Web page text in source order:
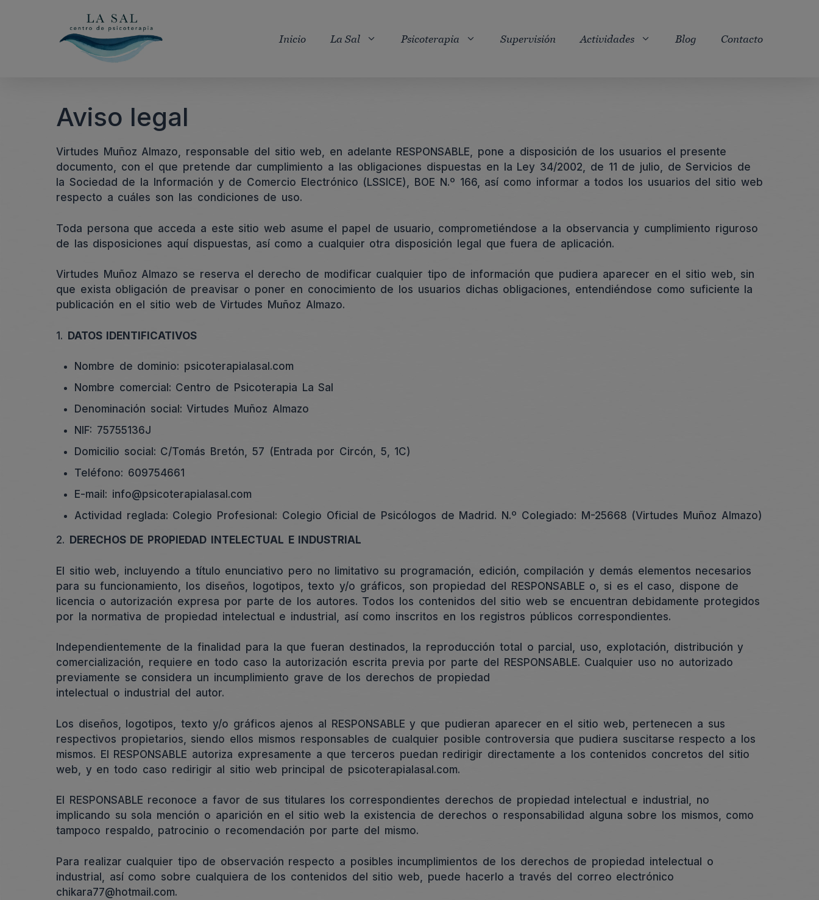
Inicio La Sal Psicoterapia Supervisión Actividades Blog Contacto
Aviso legal
Virtudes Muñoz Almazo, responsable del sitio web, en adelante RESPONSABLE, pone a disposición de los usuarios el presente
documento, con el que pretende dar cumplimiento a las obligaciones dispuestas en la Ley 34/2002, de 11 de julio, de Servicios de
la Sociedad de la Información y de Comercio Electrónico (LSSICE), BOE N.º 166, así como informar a todos los usuarios del sitio web
respecto a cuáles son las condiciones de uso.
Toda persona que acceda a este sitio web asume el papel de usuario, comprometiéndose a la observancia y cumplimiento riguroso
de las disposiciones aquí dispuestas, así como a cualquier otra disposición legal que fuera de aplicación.
Virtudes Muñoz Almazo se reserva el derecho de modificar cualquier tipo de información que pudiera aparecer en el sitio web, sin
que exista obligación de preavisar o poner en conocimiento de los usuarios dichas obligaciones, entendiéndose como suficiente la
publicación en el sitio web de Virtudes Muñoz Almazo.
1. DATOS IDENTIFICATIVOS
Nombre de dominio: psicoterapialasal.com
Nombre comercial: Centro de Psicoterapia La Sal
Denominación social: Virtudes Muñoz Almazo
NIF: 75755136J
Domicilio social: C/Tomás Bretón, 57 (Entrada por Circón, 5, 1C)
Teléfono: 609754661
E-mail: info@psicoterapialasal.com
Actividad reglada: Colegio Profesional: Colegio Oficial de Psicólogos de Madrid. N.º Colegiado: M-25668 (Virtudes Muñoz Almazo)
2. DERECHOS DE PROPIEDAD INTELECTUAL E INDUSTRIAL
El sitio web, incluyendo a título enunciativo pero no limitativo su programación, edición, compilación y demás elementos necesarios
para su funcionamiento, los diseños, logotipos, texto y/o gráficos, son propiedad del RESPONSABLE o, si es el caso, dispone de
licencia o autorización expresa por parte de los autores. Todos los contenidos del sitio web se encuentran debidamente protegidos
por la normativa de propiedad intelectual e industrial, así como inscritos en los registros públicos correspondientes.
Independientemente de la finalidad para la que fueran destinados, la reproducción total o parcial, uso, explotación, distribución y
comercialización, requiere en todo caso la autorización escrita previa por parte del RESPONSABLE. Cualquier uso no autorizado
previamente se considera un incumplimiento grave de los derechos de propiedad
intelectual o industrial del autor.
Los diseños, logotipos, texto y/o gráficos ajenos al RESPONSABLE y que pudieran aparecer en el sitio web, pertenecen a sus
respectivos propietarios, siendo ellos mismos responsables de cualquier posible controversia que pudiera suscitarse respecto a los
mismos. El RESPONSABLE autoriza expresamente a que terceros puedan redirigir directamente a los contenidos concretos del sitio
web, y en todo caso redirigir al sitio web principal de psicoterapialasal.com.
El RESPONSABLE reconoce a favor de sus titulares los correspondientes derechos de propiedad intelectual e industrial, no
implicando su sola mención o aparición en el sitio web la existencia de derechos o responsabilidad alguna sobre los mismos, como
tampoco respaldo, patrocinio o recomendación por parte del mismo.
Para realizar cualquier tipo de observación respecto a posibles incumplimientos de los derechos de propiedad intelectual o
industrial, así como sobre cualquiera de los contenidos del sitio web, puede hacerlo a través del correo electrónico
chikara77@hotmail.com.